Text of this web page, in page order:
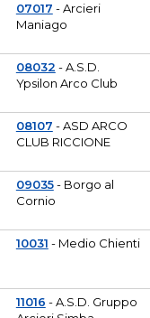
07017 - Arcieri
Maniago
08032 - A.S.D.
Ypsilon Arco Club
08107 - ASD ARCO
CLUB RICCIONE
09035- Borgo al
Cornio
10031 - Medio Chienti
11016 - A.S.D. Gruppo